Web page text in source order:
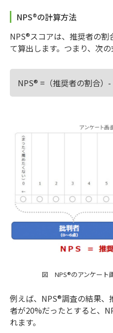
NPS®の計算方法
NPS®スコアは、推奨者の
て算出します。つまり、次
NPS® =（推奨者の割合）-
図 NPS®のアンケート
例えば、NPS®調査の結果
者が20%だったとすると、
れます。